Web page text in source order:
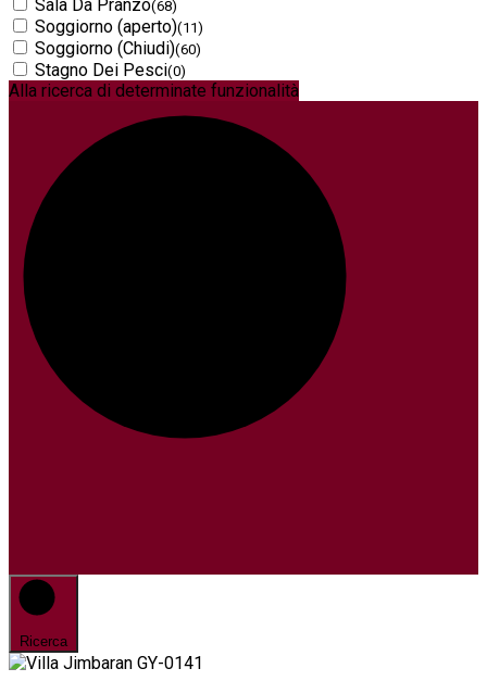
Sala Da Pranzo(68)
Soggiorno (aperto)(11)
Soggiorno (Chiudi)(60)
Stagno Dei Pesci(0)
Alla ricerca di determinate funzionalità
Ricerca